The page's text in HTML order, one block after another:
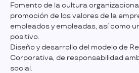
Fomento de la cultura
promoción de los valores de la
empleados y empleadas, así como
positivo.
Diseño y desarrollo del modelo de
Corporativa, de responsabilidad
social.